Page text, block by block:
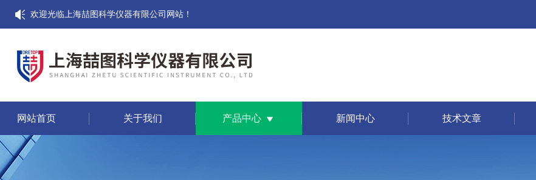
欢迎光临上海喆图科学仪器有限公司网站！
网站首页 关于我们 产品中心 新闻中心 技术文章